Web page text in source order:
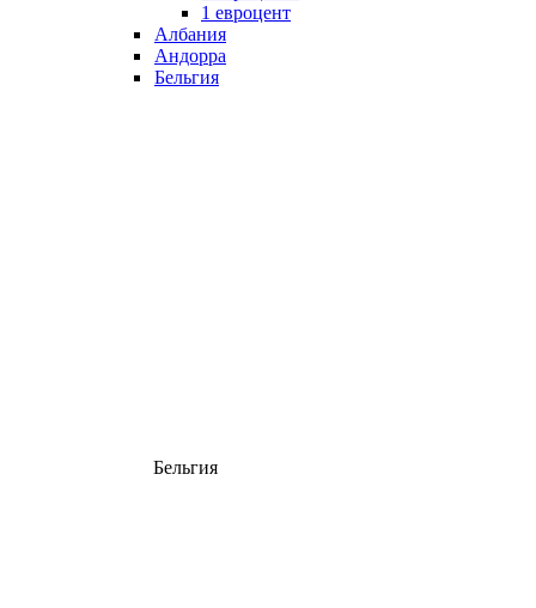
1 евроцент
Албания
Андорра
Бельгия
Бельгия